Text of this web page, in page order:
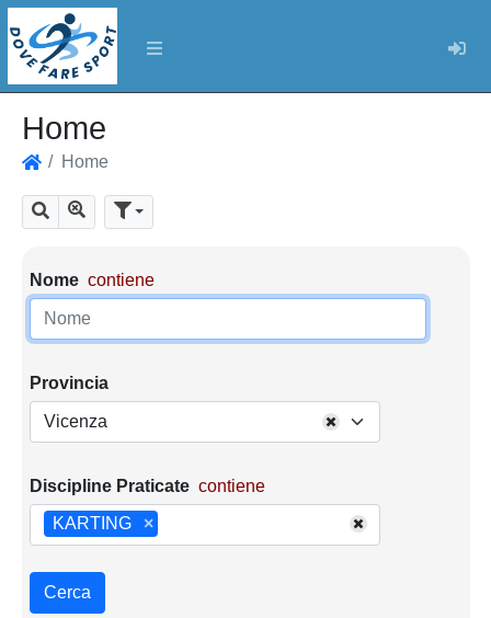
Home
Home
Cerca Mostra tutti i risultati
Parametri di ricerca
Nome contiene
Provincia
Vicenza
Discipline Praticate contiene
×
KARTING
Cerca